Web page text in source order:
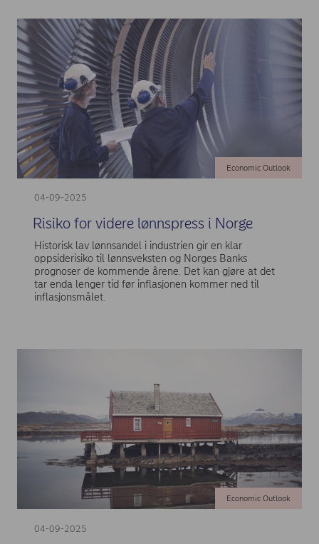
04-09-2025
Economic Outlook
Risiko for videre lønnspress i Norge
Historisk lav lønnsandel i industrien gir en klar
oppsiderisiko til lønnsveksten og Norges Banks
prognoser de kommende årene. Det kan gjøre at det
tar enda lenger tid før inflasjonen kommer ned til
inflasjonsmålet.
04-09-2025
Economic Outlook